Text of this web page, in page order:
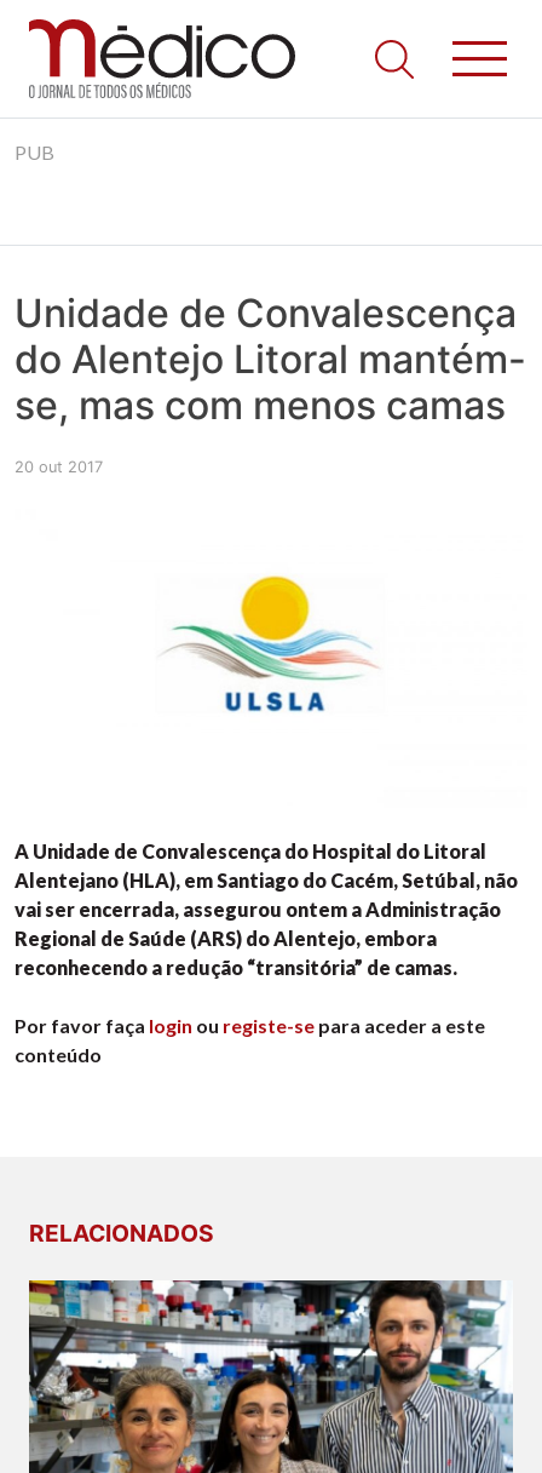
to
Jornal Médico
Médico – O Jornal de Todos os Médicos. Onde as notícias
realmente contam! Tudo o que se passa na Saúde!
PUB
Unidade de Convalescença
do Alentejo Litoral mantém-
se, mas com menos camas
20 out 2017
A Unidade de Convalescença do Hospital do Litoral
Alentejano (HLA), em Santiago do Cacém, Setúbal, não
vai ser encerrada, assegurou ontem a Administração
Regional de Saúde (ARS) do Alentejo, embora
reconhecendo a redução “transitória” de camas.
Por favor faça login ou registe-se para aceder a este
conteúdo
RELACIONADOS